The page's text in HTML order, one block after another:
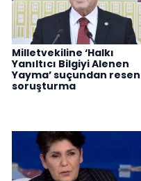
Milletvekiline ‘Halkı
Yanıltıcı Bilgiyi Alenen
Yayma’ suçundan resen
soruşturma